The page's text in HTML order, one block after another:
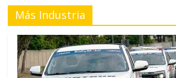
Más Industria